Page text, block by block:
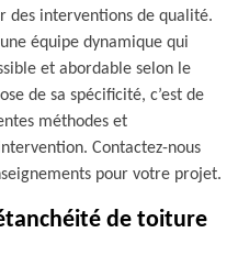
des interventions de qualité.
équipe dynamique qui
et abordable selon le
de sa spécificité, c’est de
méthodes et
Contactez-nous
pour votre projet.
de toiture